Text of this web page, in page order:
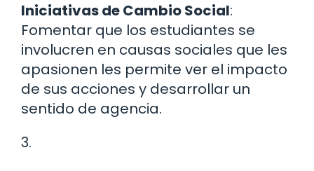
Iniciativas de Cambio Social:
Fomentar que los estudiantes se
involucren en causas sociales que les
apasionen les permite ver el impacto
de sus acciones y desarrollar un
sentido de agencia.
3.